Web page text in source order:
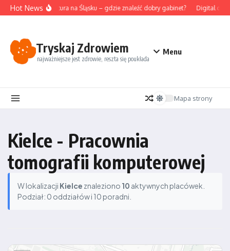
Przejdź do treści
Hot NewsAkupunktura na Śląsku – gdzie znaleźć dobry gabinet? Digital
Tryskaj Zdrowiem
najważniejsze jest zdrowie, reszta się poukłada
Menu
Mapa strony
Kielce - Pracownia
tomografii komputerowej
W lokalizacji Kielce znaleziono 10 aktywnych placówek.
Podział: 0 oddziałów i 10 poradni.